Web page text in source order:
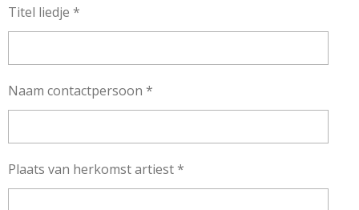
Titel liedje *
Naam contactpersoon *
Plaats van herkomst artiest *